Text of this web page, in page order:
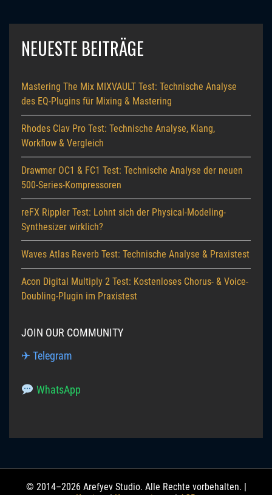
NEUESTE BEITRÄGE
Mastering The Mix MIXVAULT Test: Technische Analyse
des EQ-Plugins für Mixing & Mastering
Rhodes Clav Pro Test: Technische Analyse, Klang,
Workflow & Vergleich
Drawmer OC1 & FC1 Test: Technische Analyse der neuen
500-Series-Kompressoren
reFX Rippler Test: Lohnt sich der Physical-Modeling-
Synthesizer wirklich?
Waves Atlas Reverb Test: Technische Analyse & Praxistest
Acon Digital Multiply 2 Test: Kostenloses Chorus- & Voice-
Doubling-Plugin im Praxistest
JOIN OUR COMMUNITY
✈ Telegram
WhatsApp
© 2014–2026 Arefyev Studio. Alle Rechte vorbehalten. |